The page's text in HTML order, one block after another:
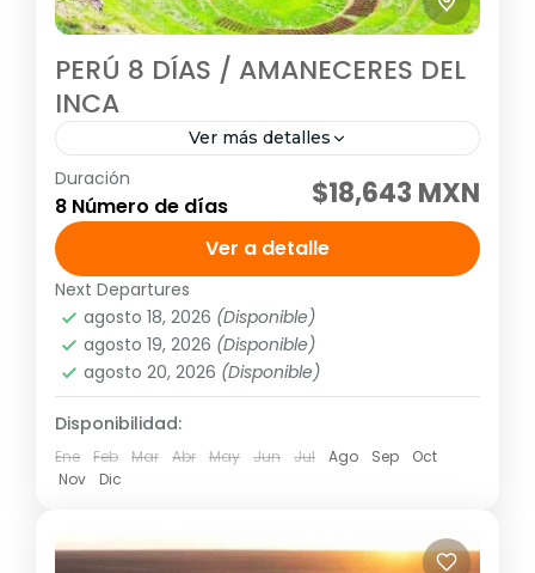
PERÚ 8 DÍAS / AMANECERES DEL
INCA
Ver más detalles
Visitando: Lima, Cusco, Valle Sagrado,
Machu Picchu Salidas: Diarias (garantizadas
con un mínimo de dos personas adultas)
hasta el 20 de diciembre del 2026.
Descarga...
América,Sudamérica
Media
1 Personas
Duración
8 Número de días $18,643 MXN
Ver a detalle
Next Departures
agosto 18, 2026 (Disponible)
agosto 19, 2026 (Disponible)
agosto 20, 2026 (Disponible)
Disponibilidad:
Ene Feb Mar Abr May Jun Jul Ago Sep
Oct
Nov
Dic